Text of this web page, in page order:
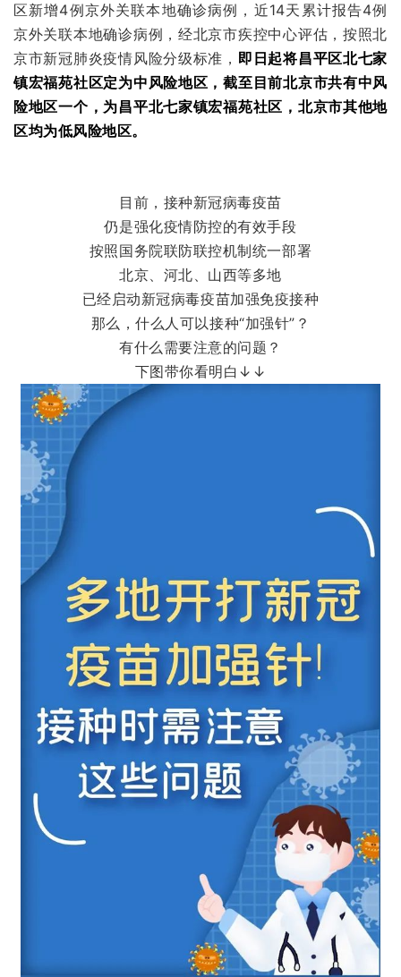
区新增4例京外关联本地确诊病例，近14天累计报告4例
京外关联本地确诊病例，经北京市疾控中心评估，按照北
京市新冠肺炎疫情风险分级标准， 即日起将昌平区北七家
镇宏福苑社区定为中风险地区，截至目前北京市共有中风
险地区一个，为昌平北七家镇宏福苑社区，北京市其他地
区均为低风险地区。
目前，接种新冠病毒疫苗
仍是强化疫情防控的有效手段
按照国务院联防联控机制统一部署
北京、河北、山西等多地
已经启动新冠病毒疫苗加强免疫接种
那么，什么人可以接种“加强针”？
有什么需要注意的问题？
下图带你看明白↓↓